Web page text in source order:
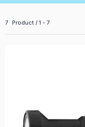
Alle producten in de categorie
7 Product 1 7